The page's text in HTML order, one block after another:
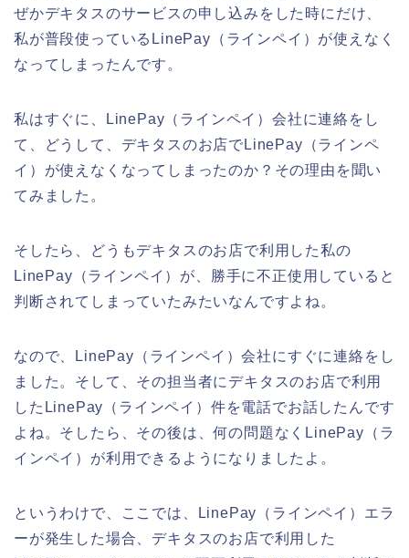
ぜかデキタスのサービスの申し込みをした時にだけ、
私が普段使っているLinePay（ラインペイ）が使えなく
なってしまったんです。
私はすぐに、LinePay（ラインペイ）会社に連絡をし
て、どうして、デキタスのお店でLinePay（ラインペ
イ）が使えなくなってしまったのか？その理由を聞い
てみました。
そしたら、どうもデキタスのお店で利用した私の
LinePay（ラインペイ）が、勝手に不正使用していると
判断されてしまっていたみたいなんですよね。
なので、LinePay（ラインペイ）会社にすぐに連絡をし
ました。そして、その担当者にデキタスのお店で利用
したLinePay（ラインペイ）件を電話でお話したんです
よね。そしたら、その後は、何の問題なくLinePay（ラ
インペイ）が利用できるようになりましたよ。
というわけで、ここでは、LinePay（ラインペイ）エラ
ーが発生した場合、デキタスのお店で利用した